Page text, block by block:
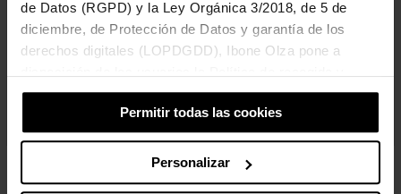
de Datos (RGPD) y la Ley Orgánica 3/2018, de 5 de
diciembre, de Protección de Datos y garantía de los
derechos digitales (LOPDGDD), Ibone Olza pone a
tratamiento de cookies del sitio Web.
Permitir todas las cookies
Personalizar
He leído y acepto lapolítica de privacidad.